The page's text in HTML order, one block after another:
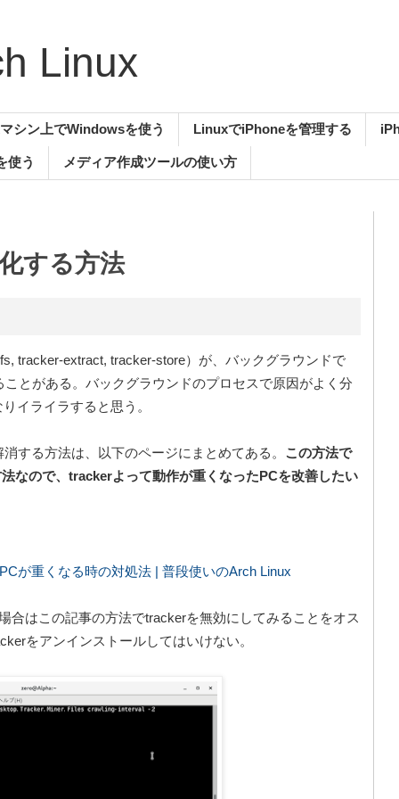
Linux
シン上でWindowsを使う LinuxでiPhoneを管理する
使う メディア作成ツールの使い方
する方法
tracker-extract, tracker-store）が、バックグラウンドで
とがある。バックグラウンドのプロセスで原因がよく分
イライラすると思う。
する方法は、以下のページにまとめてある。 この方法で
なので、trackerよって動作が重くなったPCを改善したい
が重くなる時の対処法 | 普段使いのArch Linux
合はこの記事の方法でtrackerを無効にしてみることをオス
をアンインストールしてはいけない。